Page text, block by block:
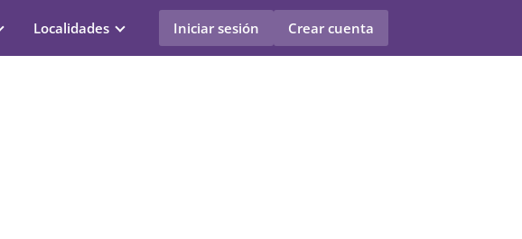
Localidades Iniciar sesión Crear cuenta